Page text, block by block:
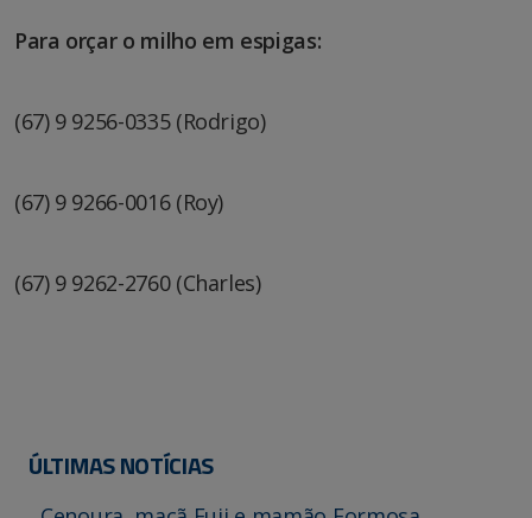
Para orçar o milho em espigas:
(67) 9 9256-0335 (Rodrigo)
(67) 9 9266-0016 (Roy)
(67) 9 9262-2760 (Charles)
ÚLTIMAS NOTÍCIAS